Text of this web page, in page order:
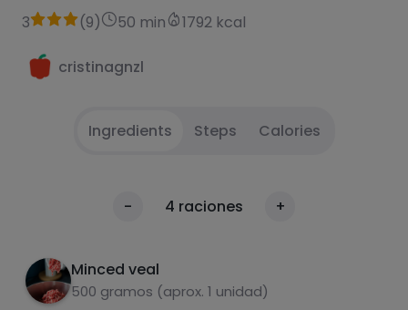
3 (9) 50 min 1792 kcal
cristinagnzl
Ingredients Steps Calories
- 4 raciones +
Minced veal
500 gramos (aprox. 1 unidad)